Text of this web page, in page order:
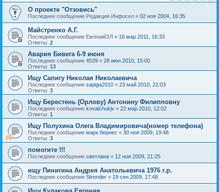
О проекте "Отзовись"
Последнее сообщение Редакция Инфосел « 02 ноя 2004, 16:35
Майстренко А.Г.
Последнее сообщение ЕвгенийЗЛ « 16 мар 2011, 16:33
Ответы: 2
Авария Бивега 6-9 июня
Последнее сообщение 4539 « 28 июн 2010, 15:00
Ответы: 13
Ищу Сапигу Николая Николаевича
Последнее сообщение sapiga2010 « 23 май 2010, 21:03
Ответы: 3
Ищу Берестень (Орлову) Антонину Филипповну
Последнее сообщение kovalchukjv « 22 мар 2010, 12:02
Ответы: 1
Ищу Полухина Олега Владимировича(номер телефона)
Последнее сообщение марк бернес « 30 ноя 2009, 19:48
Ответы: 3
помогите !!!
Последнее сообщение светлана « 12 ноя 2009, 21:25
ищу Пинигина Андрея Анатольевича 1976 г.р.
Последнее сообщение Strender « 19 сен 2009, 17:48